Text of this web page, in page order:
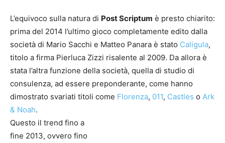
L’equivoco sulla natura di Post Scriptum è presto chiarito:
prima del 2014 l’ultimo gioco completamente edito dalla
società di Mario Sacchi e Matteo Panara è stato Caligula,
titolo a firma Pierluca Zizzi risalente al 2009. Da allora è
stata l’altra funzione della società, quella di studio di
consulenza, ad essere preponderante, come hanno
dimostrato svariati titoli come Florenza, 011, Castles o Ark
& Noah.
Questo il trend fino a
fine 2013, ovvero fino